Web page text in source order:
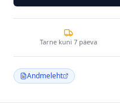
Tarne kuni 7 päeva
Andmeleht